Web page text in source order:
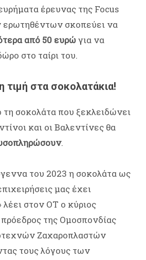
έρευνας της Focus
ερωτηθέντων σκοπεύει να
από 50 ευρώγια να
στο ταίρι του.
τιμή στα σοκολατάκια!
σοκολάτα που ξεκλειδώνει
και οι Βαλεντίνες θα
.
του 2023 η σοκολάτα ως
μας έχει
λέει στον ΟΤ ο κύριος
της Ομοσπονδίας
Ζαχαροπλαστών
τους λόγους των